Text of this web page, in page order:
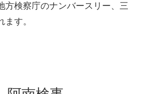
方検察庁のナンバースリー、三
す。